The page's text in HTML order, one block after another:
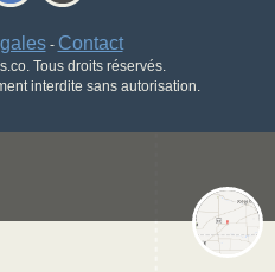
- Contact
Tous droits réservés.
interdite sans autorisation.